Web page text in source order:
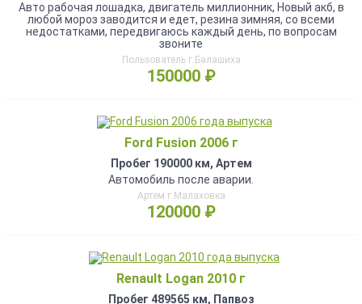
Авто рабочая лошадка, двигатель миллионник, Новый акб, в
любой мороз заводится и едет, резина зимняя, со всеми
недостатками, передвигаюсь каждый день, по вопросам
звоните
Пользователь г.Балашиха
150000 ₽
Ford Fusion 2006 г
Пробег 190000 км, Артем
Автомобиль после аварии.
Артем г.Малаховка
120000 ₽
Renault Logan 2010 г
Пробег 489565 км, Папвоз